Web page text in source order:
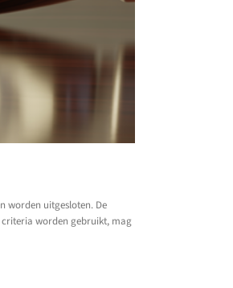
worden uitgesloten. De
criteria worden gebruikt, mag